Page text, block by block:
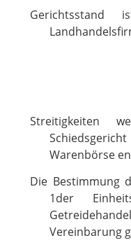
Streitigkeiten
Warenbörse
Die Bestimmung
1der
Vereinbarung